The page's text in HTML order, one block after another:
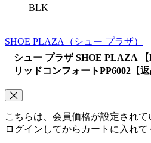
BLK
SHOE PLAZA
（シュー プラザ）
シュー プラザ SHOE PLAZA
リッドコンフォートPP6002【
こちらは、会員価格が設定されて
ログインしてからカートに入れて